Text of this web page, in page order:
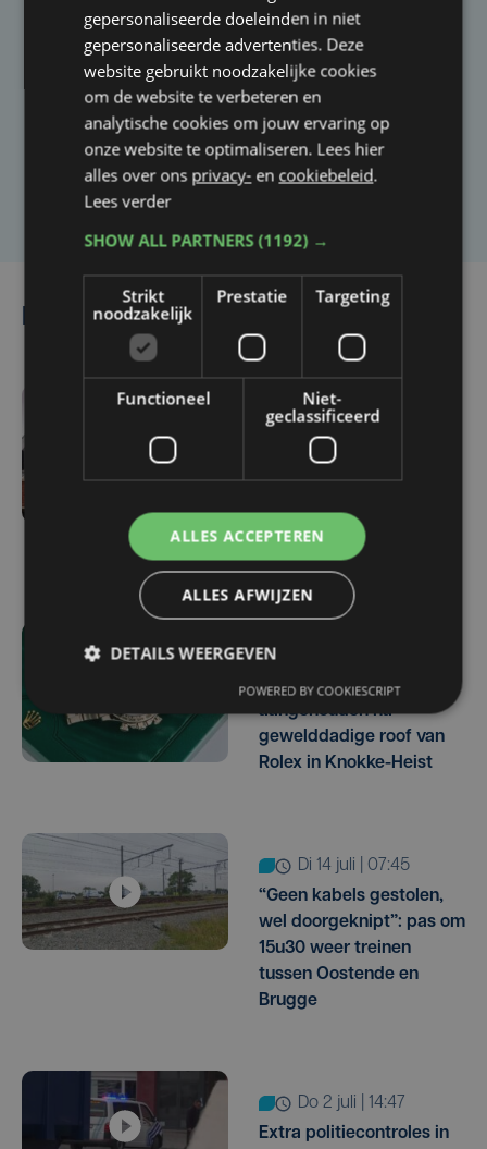
Taalfout opgemerkt?
Heb je een taal- of schrijffout opgemerkt in dit
artikel?
Laat het ons weten
Lees ook
di 28 juli | 16:52
Man aangehouden voor
AZ Delta en AZ
Drie verdachten
aangehouden na
gewelddadige roof van
Rolex in Knokke-Heist
di 14 juli | 07:45
“Geen kabels gestolen,
wel doorgeknipt”: pas om
15u30 weer treinen
tussen Oostende en
Brugge
do 2 juli | 14:47
Extra politiecontroles in
gepersonaliseerde doeleinden in niet
gepersonaliseerde advertenties. Deze
website gebruikt noodzakelijke cookies
om de website te verbeteren en
analytische cookies om jouw ervaring op
onze website te optimaliseren. Lees hier
alles over ons privacy- en cookiebeleid.
Lees verder
SHOW ALL PARTNERS(1192) →
Strikt
noodzakelijk
Prestatie Targeting
Functioneel
Niet-
geclassificeerd
ALLES ACCEPTEREN
ALLES AFWIJZEN
DETAILS WEERGEVEN
POWERED BY COOKIESCRIPT